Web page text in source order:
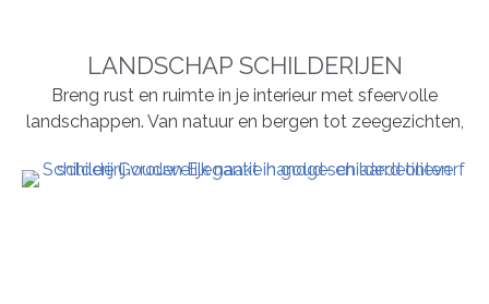
LANDSCHAP SCHILDERIJEN
Breng rust en ruimte in je interieur met sfeervolle
landschappen. Van natuur en bergen tot zeegezichten,